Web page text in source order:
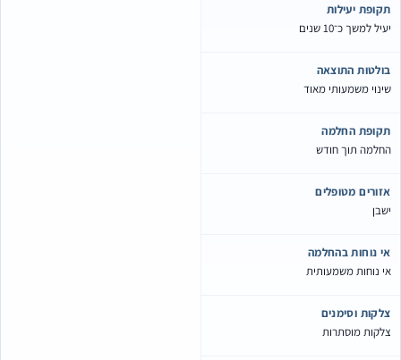
יעילות
למשך כ־10 שנים
התוצאה
משמעותי מאוד
החלמה
תוך חודש
מטופלים
נוחות בהחלמה
נוחות משמעותית
וסימנים
מוסתרות